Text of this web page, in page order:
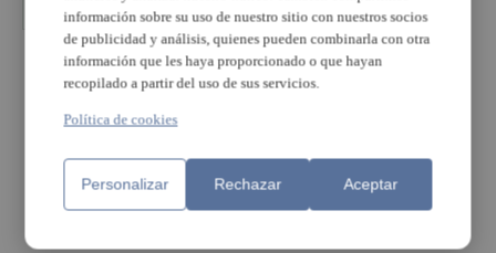
parques infantiles Rafa García
PUBLICIDAD
información sobre su uso de nuestro sitio con nuestros socios
de publicidad y análisis, quienes pueden combinarla con otra
información que les haya proporcionado o que hayan
recopilado a partir del uso de sus servicios.
Política de cookies
Personalizar Rechazar Aceptar